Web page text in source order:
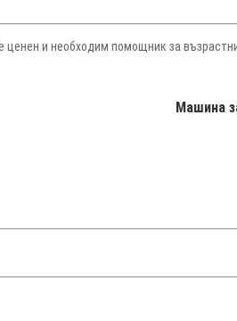
ценен и необходим помощник за
Машина